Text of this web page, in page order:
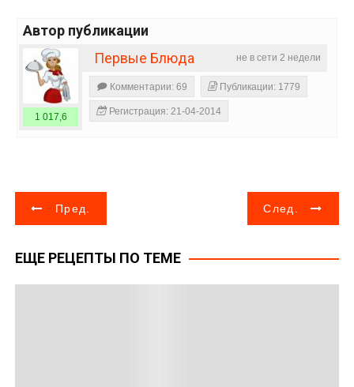
Автор публикации
не в сети 2 недели
Первые Блюда
1 017,6
Комментарии: 69 Публикации: 1779
Регистрация: 21-04-2014
Н
в
Пред. След.
ЕЩЕ РЕЦЕПТЫ ПО ТЕМЕ